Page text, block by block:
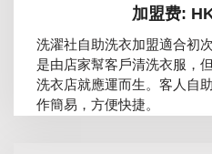
加盟费:
洗濯社自助洗衣加盟適合初
是由店家幫客戶清洗衣服，
洗衣店就應運而生。客人自
作簡易，方便快捷。